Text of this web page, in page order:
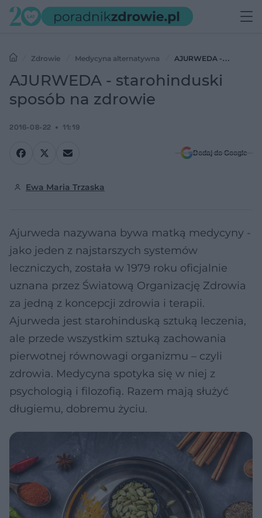
Zdrowie Medycyna alternatywna
AJURWEDA -
starohinduski sposób na zdrowie
AJURWEDA - starohinduski
sposób na zdrowie
2016-08-22 11:19
Dodaj do Google
Ewa Maria Trzaska
Ajurweda nazywana bywa matką medycyny -
jako jeden z najstarszych systemów
leczniczych, została w 1979 roku oficjalnie
uznana przez Światową Organizację Zdrowia
za jedną z koncepcji zdrowia i terapii.
Ajurweda jest starohinduską sztuką leczenia,
ale przede wszystkim sztuką zachowania
pierwotnej równowagi organizmu – czyli
zdrowia. Medycyna spotyka się w niej z
psychologią i filozofią. Razem mają służyć
długiemu, dobremu życiu.